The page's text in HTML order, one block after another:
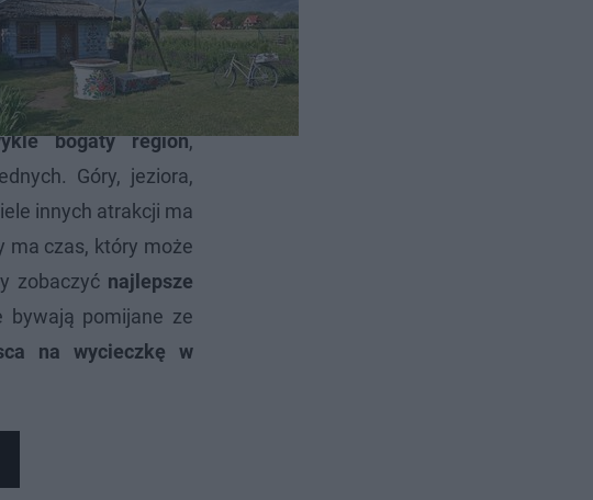
zadaje wielu
bogaty region,
Góry, jeziora,
innych atrakcji ma
ma czas, który może
zobaczyć najlepsze
bywają pomijane ze
na wycieczkę w